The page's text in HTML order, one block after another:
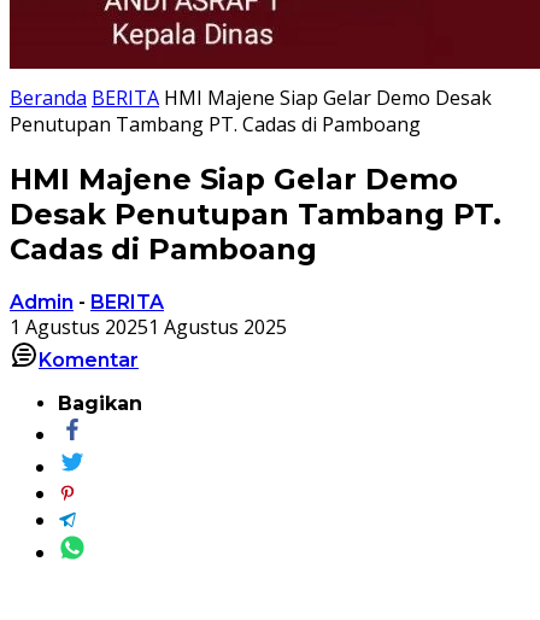
Beranda BERITA HMI Majene Siap Gelar Demo Desak
Penutupan Tambang PT. Cadas di Pamboang
HMI Majene Siap Gelar Demo
Desak Penutupan Tambang PT.
Cadas di Pamboang
Admin - BERITA
1 Agustus 20251 Agustus 2025
Komentar
Bagikan